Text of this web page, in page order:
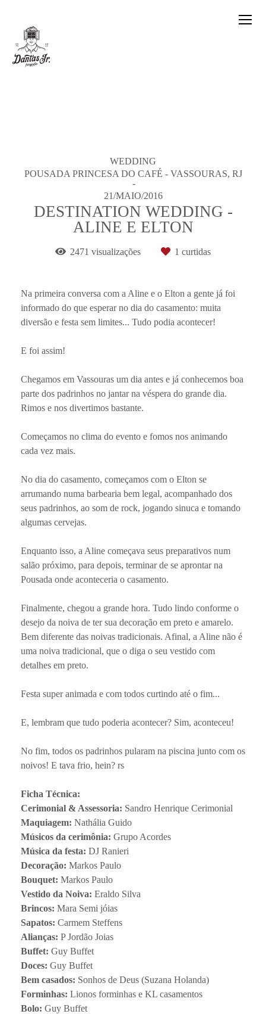
WEDDING
POUSADA PRINCESA DO CAFÉ - VASSOURAS, RJ
21/MAIO/2016
DESTINATION WEDDING -
ALINE E ELTON
2471 visualizações 1 curtidas
Na primeira conversa com a Aline e o Elton a gente já foi
informado do que esperar no dia do casamento: muita
diversão e festa sem limites... Tudo podia acontecer!
E foi assim!
Chegamos em Vassouras um dia antes e já conhecemos boa
parte dos padrinhos no jantar na véspera do grande dia.
Rimos e nos divertimos bastante.
Começamos no clima do evento e fomos nos animando
cada vez mais.
No dia do casamento, começamos com o Elton se
arrumando numa barbearia bem legal, acompanhado dos
seus padrinhos, ao som de rock, jogando sinuca e tomando
algumas cervejas.
Enquanto isso, a Aline começava seus preparativos num
salão próximo, para depois, terminar de se aprontar na
Pousada onde aconteceria o casamento.
Finalmente, chegou a grande hora. Tudo lindo conforme o
desejo da noiva de ter sua decoração em preto e amarelo.
Bem diferente das noivas tradicionais. Afinal, a Aline não é
uma noiva tradicional, que o diga o seu vestido com
detalhes em preto.
Festa super animada e com todos curtindo até o fim...
E, lembram que tudo poderia acontecer? Sim, aconteceu!
No fim, todos os padrinhos pularam na piscina junto com os
noivos! E tava frio, hein? rs
Ficha Técnica:
Cerimonial & Assessoria: Sandro Henrique Cerimonial
Maquiagem: Nathália Guido
Músicos da cerimônia: Grupo Acordes
Música da festa: DJ Ranieri
Decoração: Markos Paulo
Bouquet: Markos Paulo
Vestido da Noiva: Eraldo Silva
Brincos: Mara Semi jóias
Sapatos: Carmem Steffens
Alianças: P Jordão Joias
Buffet: Guy Buffet
Doces: Guy Buffet
Bem casados: Sonhos de Deus (Suzana Holanda)
Forminhas: Lionos forminhas e KL casamentos
Bolo: Guy Buffet